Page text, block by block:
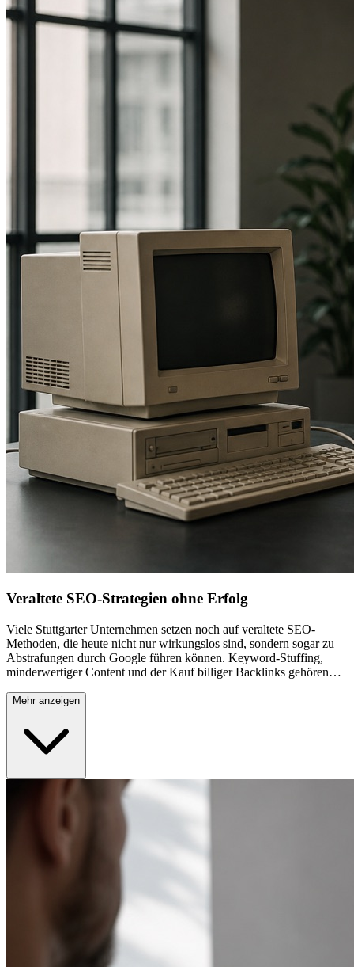
Veraltete SEO-Strategien ohne Erfolg
Viele Stuttgarter Unternehmen setzen noch auf veraltete SEO-
Methoden, die heute nicht nur wirkungslos sind, sondern sogar zu
Abstrafungen durch Google führen können. Keyword-Stuffing,
minderwertiger Content und der Kauf billiger Backlinks gehören
ganzheitliche Strategie, die technische Optimierung, hochwertigen
Ohne professionelle Betreuung verpassen Sie wertvolle Chancen
auf bessere Rankings und mehr qualifizierte Besucher aus der
Stuttgarter Region und darüber hinaus.
Mehr anzeigen